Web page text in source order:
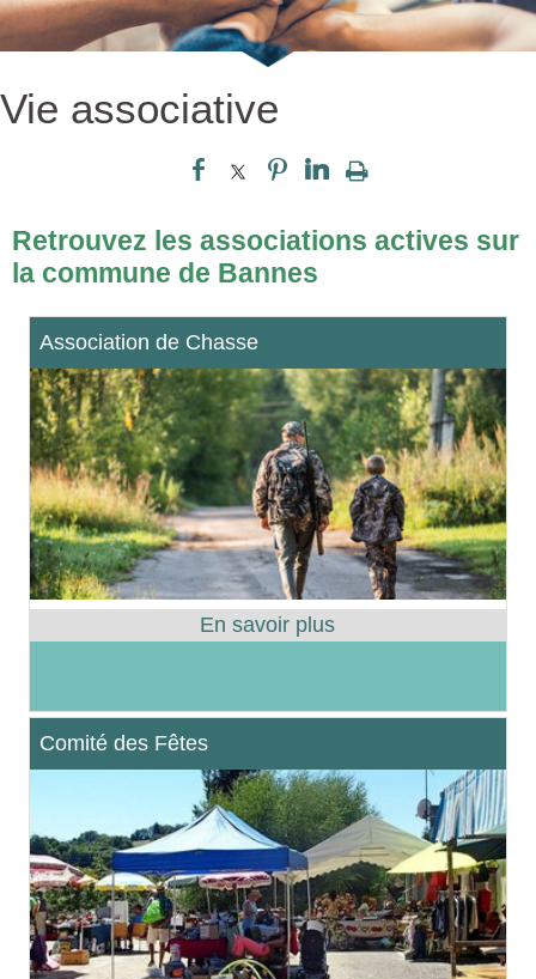
Vie associative
Retrouvez les associations actives sur
la commune de Bannes
Association de Chasse
Comité des Fêtes